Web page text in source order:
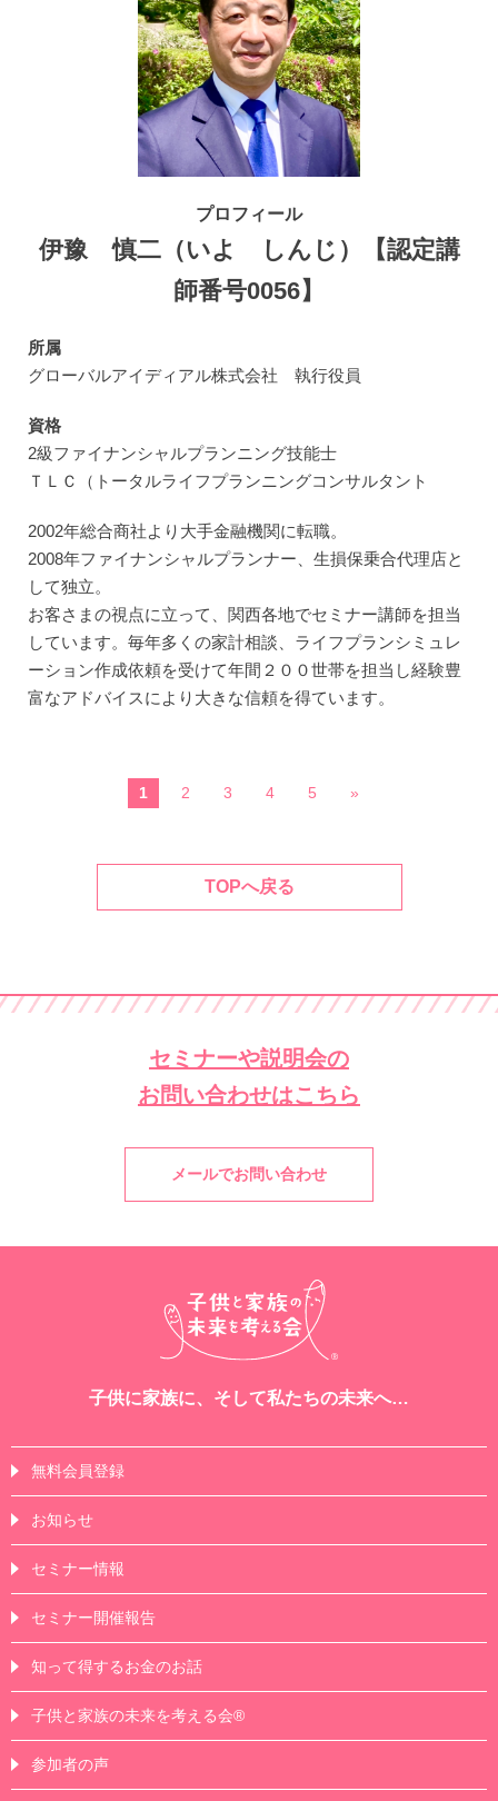
プロフィール
伊豫 慎二（いよ しんじ）【認定講
師番号0056】
所属
グローバルアイディアル株式会社 執行役員
資格
2級ファイナンシャルプランニング技能士
ＴＬＣ（トータルライフプランニングコンサルタント
2002年総合商社より大手金融機関に転職。
2008年ファイナンシャルプランナー、生損保乗合代理店と
して独立。
お客さまの視点に立って、関西各地でセミナー講師を担当
しています。毎年多くの家計相談、ライフプランシミュレ
ーション作成依頼を受けて年間２００世帯を担当し経験豊
富なアドバイスにより大きな信頼を得ています。
1 2 3 4 5 »
TOPへ戻る
セミナーや説明会の
お問い合わせはこちら
メールでお問い合わせ
子供に家族に、そして私たちの未来へ…
無料会員登録
お知らせ
セミナー情報
セミナー開催報告
知って得するお金のお話
子供と家族の未来を考える会®
参加者の声